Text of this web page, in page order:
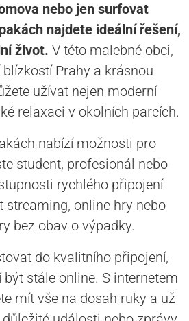
nebo jen surfovat
najdete ideální řešení,
život. V této malebné obci,
Prahy a krásnou
užívat nejen moderní
relaxaci v okolních parcích.
nabízí možnosti pro
student, profesionál nebo
rychlého připojení
streaming, online hry nebo
bez obav o výpadky.
do kvalitního připojení,
stále online. S internetem
mít vše na dosah ruky a už